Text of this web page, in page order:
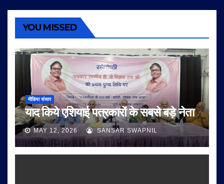
YOU MISSED
मीडिया संसार
याद किये एशियाई पत्रकारों के सबसे बड़े नेता
MAY 12, 2026 SANSAR SWAPNIL